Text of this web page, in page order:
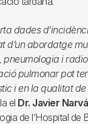
dades
d’un abordatge
pneumologia i
pulmonar pot
i en la qualitat
el Dr. Javier
de l’Hospital de